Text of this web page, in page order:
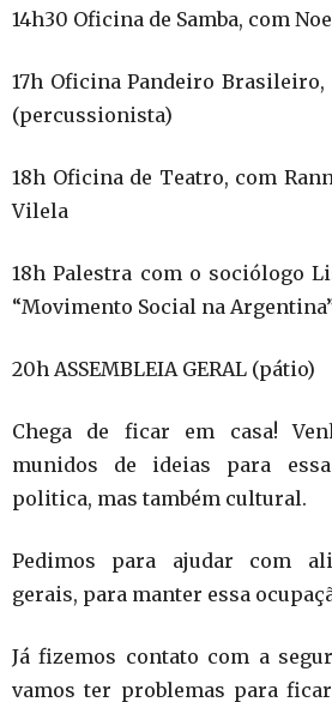
14h30 Oficina de Samba, com
17h Oficina Pandeiro Brasileiro,
(percussionista)
18h Oficina de Teatro, com
Vilela
18h Palestra com o sociólogo
“Movimento Social na
20h ASSEMBLEIA GERAL (pátio)
Chega de ficar em casa!
munidos de ideias para
politica, mas também cultural.
Pedimos para ajudar com
gerais, para manter essa
Já fizemos contato com a
vamos ter problemas para